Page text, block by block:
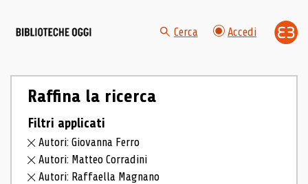
Cerca Accedi
Raffina la ricerca
Filtri applicati
Autori: Giovanna Ferro
Autori: Matteo Corradini
Autori: Raffaella Magnano